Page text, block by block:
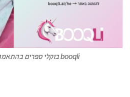
booqli בוקלי ספרים בהתאמה אישית לילדים